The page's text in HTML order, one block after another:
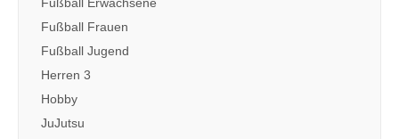
Fußball Frauen
Fußball Jugend
Herren 3
Hobby
JuJutsu